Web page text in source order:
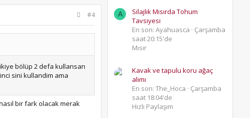
#4
bölüp 2 defa kullansan
sini kullandim ama
bir fark olacak merak
A
Silajlık Mısırda Tohum
Tavsiyesi
En son: Ayahuasca
Çarşamba
saat 20:15'de
Mısır
Kavak ve tapulu koru ağaç
alımı
En son: The_Hoca
Çarşamba
saat 18:04'de
Hızlı Paylaşım